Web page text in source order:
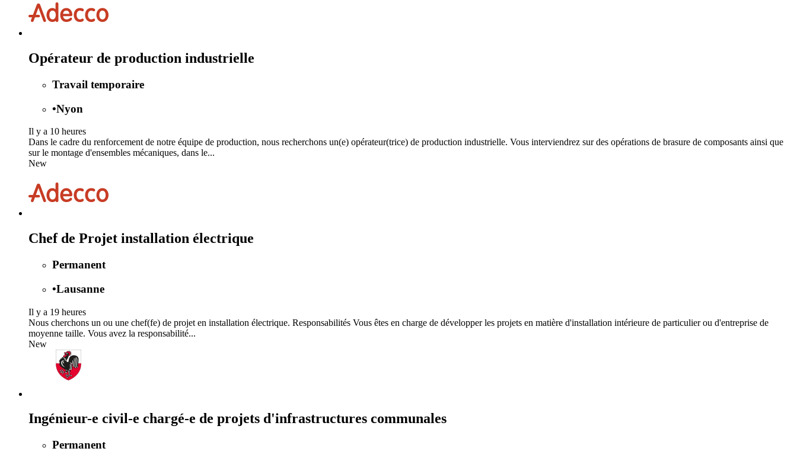
Opérateur de production industrielle
Travail temporaire
•Nyon
Il y a 10 heures
Dans le cadre du renforcement de notre équipe de production, nous recherchons un(e) opérateur(trice) de production industrielle. Vous interviendrez sur des opérations de brasure de composants ainsi que
sur le montage d'ensembles mécaniques, dans le...
New
Chef de Projet installation électrique
Permanent
•Lausanne
Il y a 19 heures
Nous cherchons un ou une chef(fe) de projet en installation électrique. Responsabilités Vous êtes en charge de développer les projets en matière d'installation intérieure de particulier ou d'entreprise de
moyenne taille. Vous avez la responsabilité...
New
Ingénieur-e civil-e chargé-e de projets d'infrastructures communales
Permanent